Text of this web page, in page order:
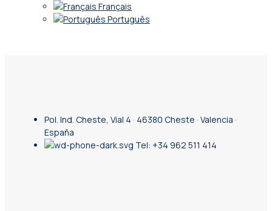
Français
Português
Pol. Ind. Cheste, Vial 4 · 46380 Cheste · Valencia ·
España
Tel: +34 962 511 414